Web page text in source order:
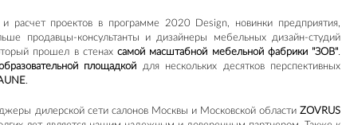
расчет проектов в программе 2020 Design, новинки предприятия,
продавцы-консультанты и дизайнеры мебельных дизайн-студий
прошел в стенахсамой масштабной мебельной фабрики "ЗОВ".
площадкой для нескольких десятков перспективных
.
дилерской сети салонов Москвы и Московской областиZOVRUS